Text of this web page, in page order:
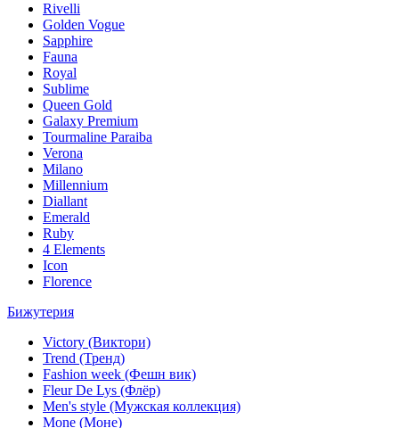
Rivelli
Golden Vogue
Sapphire
Fauna
Royal
Sublime
Queen Gold
Galaxy Premium
Tourmaline Paraiba
Verona
Milano
Millennium
Diallant
Emerald
Ruby
4 Elements
Icon
Florence
Бижутерия
Victory (Виктори)
Trend (Тренд)
Fashion week (Фешн вик)
Fleur De Lys (Флёр)
Men's style (Мужская коллекция)
Mone (Моне)